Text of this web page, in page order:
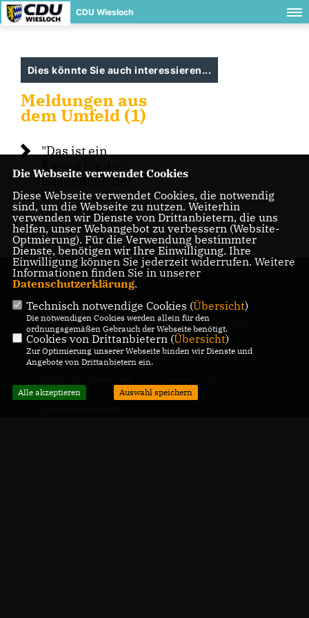
CDU Wiesloch
Dies könnte Sie auch interessieren...
Meldungen aus
dem Umfeld (1)
"Das ist ein
Kampf für die
Gesundheit der
Patientinnen
und Patienten“
IMPRESSUM DATENSCHUTZ KONTAKT
CDU Baiertal
Wiesloch
Die Webseite verwendet Cookies
Diese Webseite verwendet Cookies, die notwendig
sind, um die Webseite zu nutzen. Weiterhin
verwenden wir Dienste von Drittanbietern, die uns
helfen, unser Webangebot zu verbessern (Website-
Optmierung). Für die Verwendung bestimmter
Dienste, benötigen wir Ihre Einwilligung. Ihre
Einwilligung können Sie jederzeit widerrufen. Weitere
Informationen finden Sie in unserer
Datenschutzerklärung.
Technisch notwendige Cookies (Übersicht)
Die notwendigen Cookies werden allein für den
ordnungsgemäßen Gebrauch der Webseite benötigt.
Cookies von Drittanbietern (Übersicht)
Zur Optimierung unserer Webseite binden wir Dienste und
Angebote von Drittanbietern ein.
Alle akzeptieren Auswahl speichern